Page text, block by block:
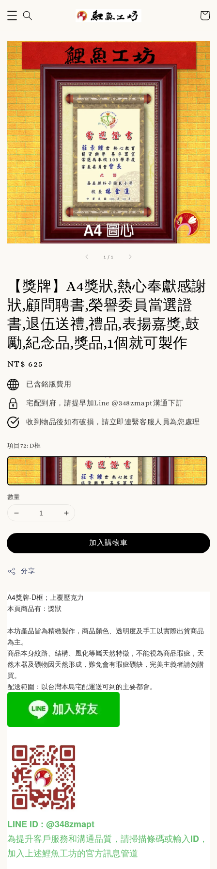
1 /1
【獎牌】A4獎狀,熱心奉獻感謝
狀,顧問聘書,榮譽委員當選證
書,退伍送禮,禮品,表揚嘉獎,鼓
勵,紀念品,獎品,1個就可製作
Regular
price
NT$ 625
已含銘版費用
宅配到府，請提早加Line @348zmapt溝通下訂
收到物品後如有破損，請立即連繫客服人員為您處理
項目72: D框
數量
加入購物車
分享
A4獎牌-D框；上覆壓克力
本頁商品有：獎狀
本坊產品皆為精緻製作，商品顏色、透明度及手工以實際出貨商品
為主。
商品本身紋路、結構、風化等屬天然特徵，不能視為商品瑕疵，天
然木器及礦物因天然形成，難免會有瑕疵礦缺，完美主義者請勿購
買。
配送範圍：以台灣本島宅配運送可到的主要都會。
LINE ID : @348zmapt
為提升客戶服務和溝通品質，請掃描條碼或輸入ID ，
加入上述鯉魚工坊的官方訊息管道